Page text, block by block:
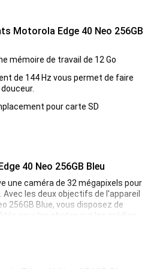
Motorola Edge 40 Neo 256GB
mémoire de travail de 12 Go
de 144 Hz vous permet de faire
pour carte SD
40 Neo 256GB Bleu
une caméra de 32 mégapixels pour
les deux objectifs de l'appareil
256GB Blue, vous disposez de
pour les photos sur les médias
photo ultra grand angle
dans de nombreuses